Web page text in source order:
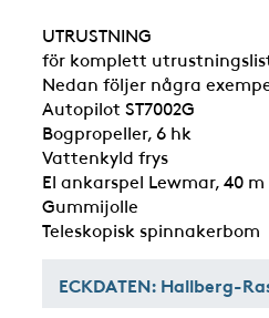
UTRUSTNING
för komplett
Nedan följer några
Autopilot ST7002G
Bogpropeller, 6 hk
Vattenkyld frys
El ankarspel Lewmar, 40
Gummijolle
Teleskopisk spinnakerbom
ECKDATEN: Hallberg-